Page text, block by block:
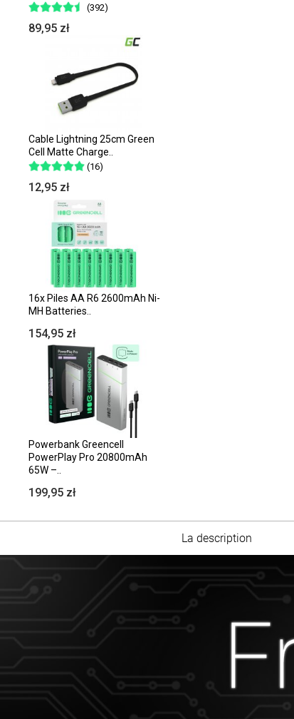
(392)
89,95 zł
Cable Lightning 25cm Green
Cell Matte Charge..
(16)
12,95 zł
16x Piles AA R6 2600mAh Ni-
MH Batteries..
154,95 zł
Powerbank Greencell
PowerPlay Pro 20800mAh
65W –..
199,95 zł
La description